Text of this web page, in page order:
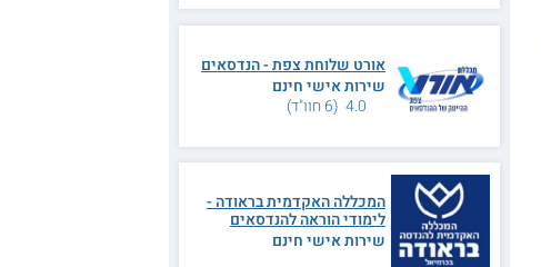
אורט שלוחת צפת - הנדסאים
שירות אישי חינם
4.0 (6 חוו"ד)
המכללה האקדמית בראודה -
לימודי הוראה להנדסאים
שירות אישי חינם